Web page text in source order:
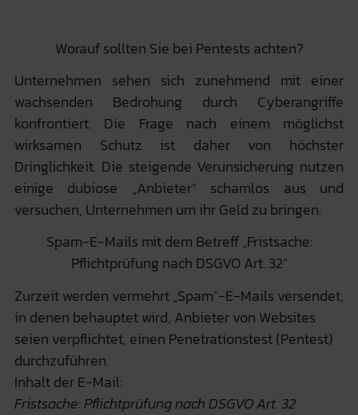
Worauf sollten Sie bei Pentests achten?
Unternehmen sehen sich zunehmend mit einer
wachsenden Bedrohung durch Cyberangriffe
konfrontiert. Die Frage nach einem möglichst
wirksamen Schutz ist daher von höchster
Dringlichkeit. Die steigende Verunsicherung nutzen
einige dubiose „Anbieter“ schamlos aus und
versuchen, Unternehmen um ihr Geld zu bringen.
Spam-E-Mails mit dem Betreff „Fristsache:
Pflichtprüfung nach DSGVO Art. 32“
Zurzeit werden vermehrt „Spam“-E-Mails versendet,
in denen behauptet wird, Anbieter von Websites
seien verpflichtet, einen Penetrationstest (Pentest)
durchzuführen.
Inhalt der E-Mail:
Fristsache: Pflichtprüfung nach DSGVO Art. 32